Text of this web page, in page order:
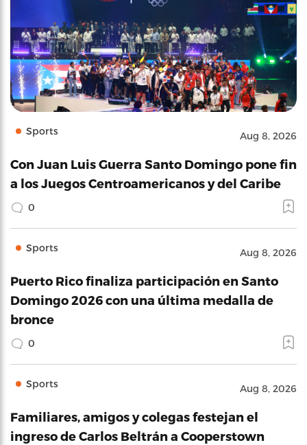
Sports Aug 8, 2026
Con Juan Luis Guerra Santo Domingo pone fin
a los Juegos Centroamericanos y del Caribe
0
Sports Aug 8, 2026
Puerto Rico finaliza participación en Santo
Domingo 2026 con una última medalla de
bronce
0
Sports Aug 8, 2026
Familiares, amigos y colegas festejan el
ingreso de Carlos Beltrán a Cooperstown